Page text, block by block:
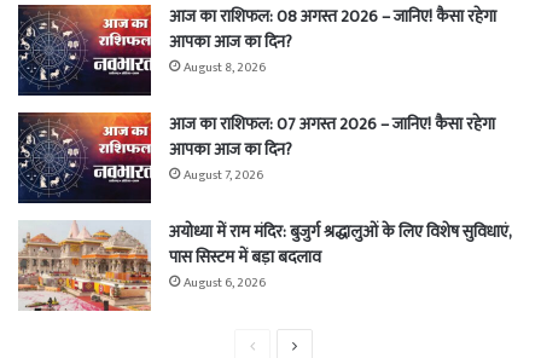
आज का राशिफल: 08 अगस्त 2026 – जानिए! कैसा रहेगा
आपका आज का दिन?
August 8, 2026
आज का राशिफल: 07 अगस्त 2026 – जानिए! कैसा रहेगा
आपका आज का दिन?
August 7, 2026
अयोध्या में राम मंदिर: बुजुर्ग श्रद्धालुओं के लिए विशेष सुविधाएं,
पास सिस्टम में बड़ा बदलाव
August 6, 2026
PreviousNext